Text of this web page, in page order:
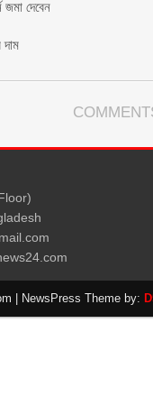
জমা দেবেন
দাম
| NewsPress Theme by: